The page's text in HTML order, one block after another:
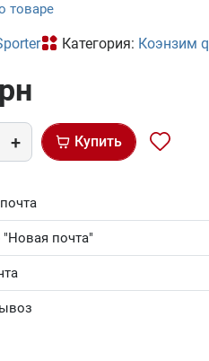
товаре
Категория: Коэнзим
Купить
"Новая почта"